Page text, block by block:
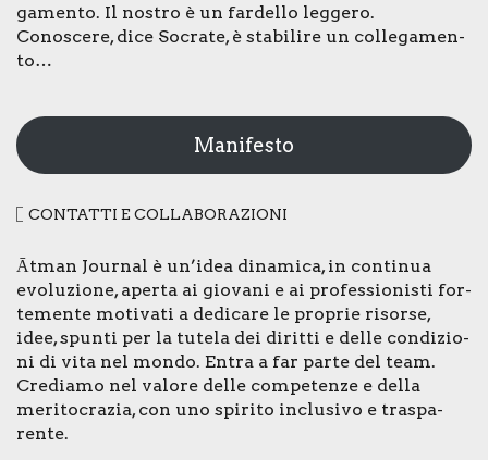
ga­men­to. Il nostro è un far­del­lo leg­ge­ro.
Cono­sce­re, dice Socra­te, è sta­bi­li­re un col­le­ga­men­
to…
Manifesto
CON­TAT­TI E COL­LA­BO­RA­ZIO­NI
Ātman Jour­nal è un’idea dina­mi­ca, in con­ti­nua
evo­lu­zio­ne, aper­ta ai gio­va­ni e ai pro­fes­sio­ni­sti for­
te­men­te moti­va­ti a dedi­ca­re le pro­prie risor­se,
idee, spun­ti per la tute­la dei dirit­ti e del­le con­di­zio­
ni di vita nel mon­do. Entra a far par­te del team.
Cre­dia­mo nel valo­re del­le com­pe­ten­ze e del­la
meri­to­cra­zia, con uno spi­ri­to inclu­si­vo e tra­spa­
ren­te.